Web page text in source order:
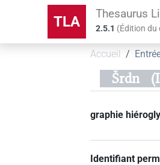
TLA Thesaurus
2.5.1 (Édition
Accueil
Šrdn
graphie
Identifiant